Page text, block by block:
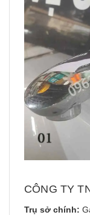
CÔNG TY
Trụ sở chính: